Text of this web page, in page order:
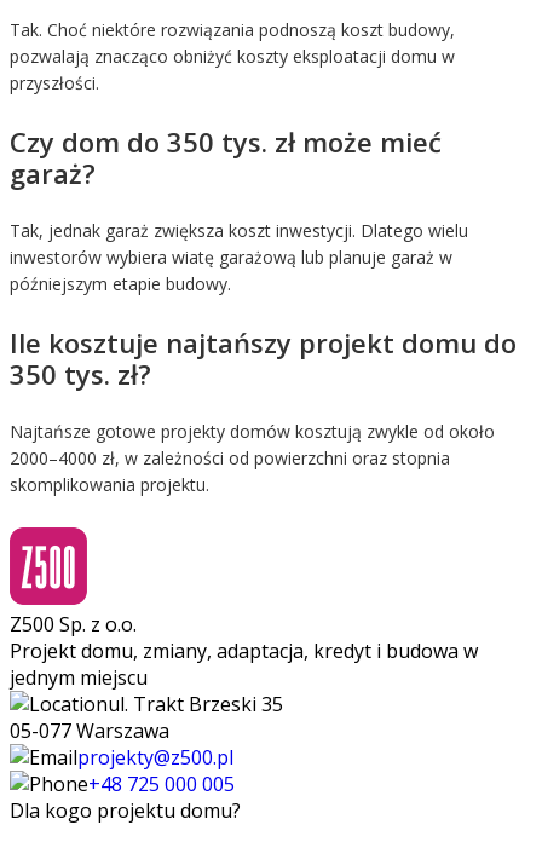
Tak. Choć niektóre rozwiązania podnoszą koszt budowy,
pozwalają znacząco obniżyć koszty eksploatacji domu w
przyszłości.
Czy dom do 350 tys. zł może mieć
garaż?
Tak, jednak garaż zwiększa koszt inwestycji. Dlatego wielu
inwestorów wybiera wiatę garażową lub planuje garaż w
późniejszym etapie budowy.
Ile kosztuje najtańszy projekt domu do
350 tys. zł?
Najtańsze gotowe projekty domów kosztują zwykle od około
2000–4000 zł, w zależności od powierzchni oraz stopnia
skomplikowania projektu.
Z500 Sp. z o.o.
Projekt domu, zmiany, adaptacja, kredyt i budowa w
jednym miejscu
ul. Trakt Brzeski 35
05-077 Warszawa
projekty@z500.pl
+48 725 000 005
Dla kogo projektu domu?